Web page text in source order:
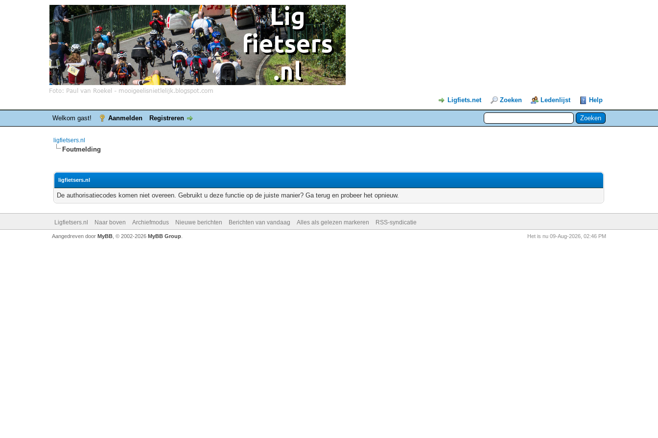
Ligfiets.net Zoeken Ledenlijst Help
Welkom gast! Aanmelden Registreren
ligfietsers.nl
Foutmelding
ligfietsers.nl
De authorisatiecodes komen niet overeen. Gebruikt u deze functie op de juiste manier? Ga terug en probeer het opnieuw.
Ligfietsers.nl Naar boven Archiefmodus Nieuwe berichten Berichten van vandaag Alles als gelezen markeren RSS-syndicatie
Het is nu 09-Aug-2026, 02:46 PM
Aangedreven door MyBB, © 2002-2026 MyBB Group.